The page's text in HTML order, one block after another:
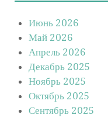
Июнь 2026
Май 2026
Апрель 2026
Декабрь 2025
Ноябрь 2025
Октябрь 2025
Сентябрь 2025